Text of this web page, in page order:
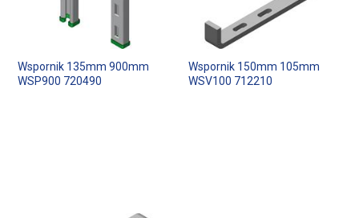
Wspornik 135mm 900mm
WSP900 720490
Wspornik 150mm 105mm
WSV100 712210